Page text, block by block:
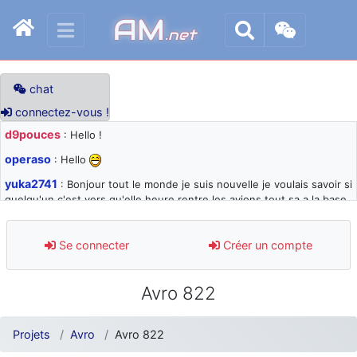
AM.net
chat
connectez-vous !
d9pouces : Hello !
operaso : Hello
yuka2741 : Bonjour tout le monde je suis nouvelle je voulais savoir si
quelqu'un c'est vers qu'elle heure rentre les avions tout sa a la base
d9pouces: désolé pour les quelques blocages du site ces derniers
jours : je teste des méthodes contre le spam et les bots trop nocifs
: Super, la nouvelle bannière
d9pouces
: je suis un avion@,._,+ > lesquels ? je ne suis pas sûr de
comprendre
Se connecter Créer un compte
Avro 822
Projets Avro Avro 822